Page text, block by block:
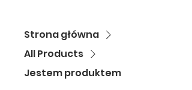
Strona główna
All Products
Jestem produktem